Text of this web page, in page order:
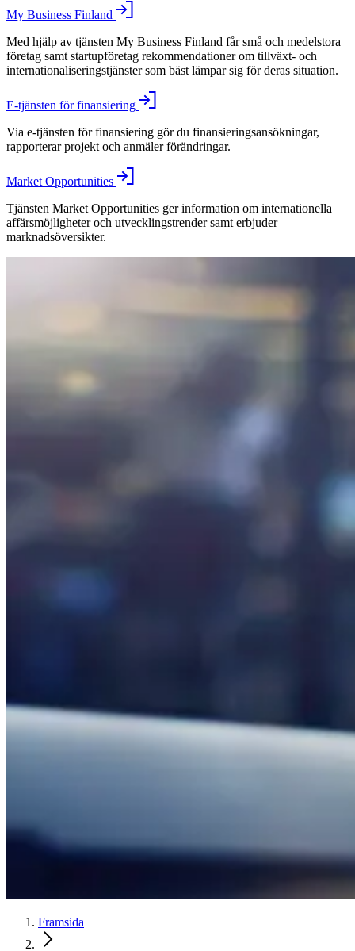
My Business Finland
Med hjälp av tjänsten My Business Finland får små och medelstora
företag samt startupföretag rekommendationer om tillväxt- och
internationaliseringstjänster som bäst lämpar sig för deras situation.
E-tjänsten för finansiering
Via e-tjänsten för finansiering gör du finansieringsansökningar,
rapporterar projekt och anmäler förändringar.
Market Opportunities
Tjänsten Market Opportunities ger information om internationella
affärsmöjligheter och utvecklingstrender samt erbjuder
marknadsöversikter.
Framsida